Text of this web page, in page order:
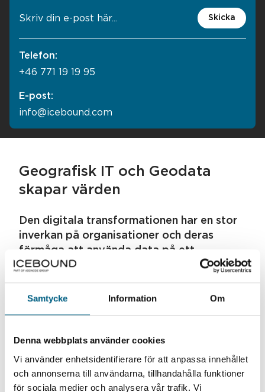
Samtycke Information Om
Denna webbplats använder cookies
Vi använder enhetsidentifierare för att anpassa innehållet
och annonserna till användarna, tillhandahålla funktioner
för sociala medier och analysera vår trafik. Vi
Skicka
Telefon:
+46 771 19 19 95
E-post:
info@icebound.com
Geografisk IT och Geodata
skapar värden
Den digitala transformationen har en stor
inverkan på organisationer och deras
förmåga att använda data på ett
medvetet och strukturerat sätt. Att
innebär att man kan dra nytta av data för
strategisk och operativ nivå.
Insikt ger lönsamhet